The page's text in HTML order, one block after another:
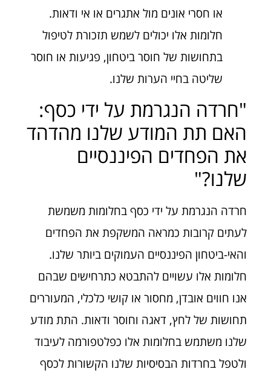
או חסרי אונים מול אתגרים או אי ודאות.
חלומות אלו יכולים לשמש תזכורת לטיפול
בתחושות של חוסר ביטחון, פגיעות או חוסר
שליטה בחיי הערות שלנו.
"חרדה הנגרמת על ידי כסף:
האם תת המודע שלנו מהדהד
את הפחדים הפיננסיים
שלנו?"
חרדה הנגרמת על ידי כסף בחלומות משמשת
לעתים קרובות כמראה המשקפת את הפחדים
והאי-ביטחון הפיננסיים העמוקים ביותר שלנו.
חלומות אלו עשויים להתבטא כתרחישים שבהם
אנו חווים אובדן, מחסור או קושי כלכלי, המעוררים
תחושות של לחץ, דאגה וחוסר ודאות. התת מודע
שלנו משתמש בחלומות אלו כפלטפורמה לעיבוד
ולטפל בחרדות הבסיסיות שלנו הקשורות לכסף